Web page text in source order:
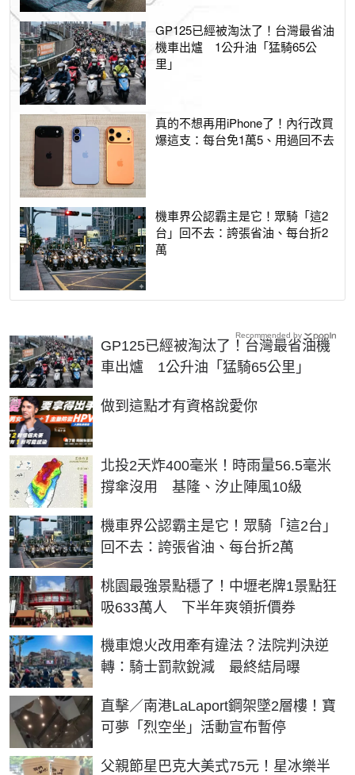
GP125已經被淘汰了！台灣最省油
機車出爐 1公升油「猛騎65公
里」
真的不想再用iPhone了！內行改買
爆這支：每台免1萬5、用過回不去
機車界公認霸主是它！眾騎「這2
台」回不去：誇張省油、每台折2
萬
GP125已經被淘汰了！台灣最省油機
車出爐 1公升油「猛騎65公里」
做到這點才有資格說愛你
PR
北投2天炸400毫米！時雨量56.5毫米
撐傘沒用 基隆、汐止陣風10級
機車界公認霸主是它！眾騎「這2台」
回不去：誇張省油、每台折2萬
桃園最強景點穩了！中壢老牌1景點狂
吸633萬人 下半年爽領折價券
機車熄火改用牽有違法？法院判決逆
轉：騎士罰款銳減 最終結局曝
直擊／南港LaLaport鋼架墜2層樓！寶
可夢「烈空坐」活動宣布暫停
父親節星巴克大美式75元！星冰樂半
Recommended by